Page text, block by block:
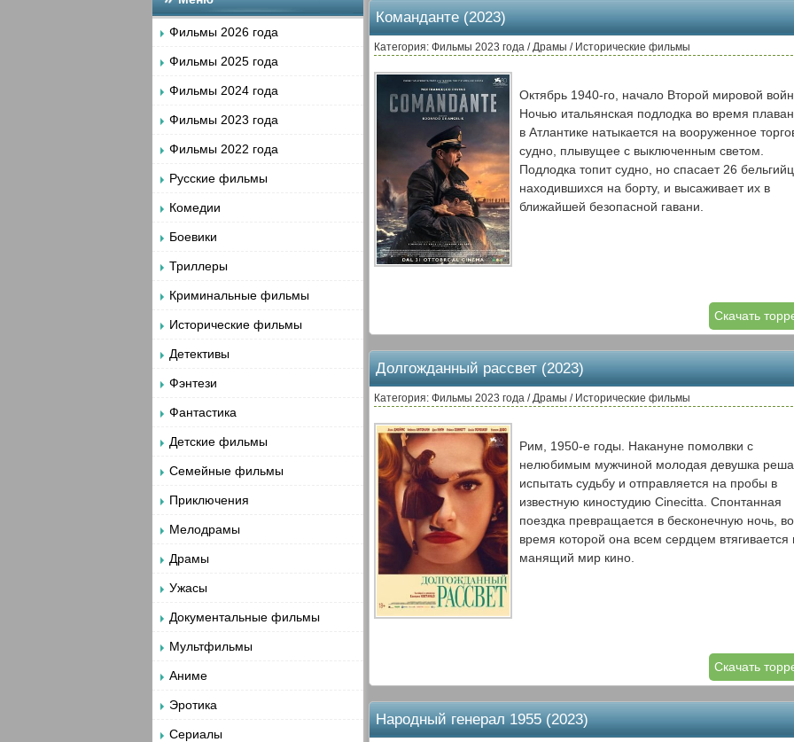
Фильмы 2026 года
Фильмы 2025 года
Фильмы 2024 года
Фильмы 2023 года
Фильмы 2022 года
Русские фильмы
Комедии
Боевики
Триллеры
Криминальные фильмы
Исторические фильмы
Детективы
Фэнтези
Фантастика
Детские фильмы
Семейные фильмы
Приключения
Мелодрамы
Драмы
Ужасы
Документальные фильмы
Мультфильмы
Аниме
Эротика
Сериалы
Команданте (2023)
Категория: Фильмы 2023 года / Драмы / Исторические фильмы
Октябрь 1940-го, начало Второй мировой
Ночью итальянская подлодка во время
в Атлантике натыкается на вооруженное
судно, плывущее с выключенным светом.
Подлодка топит судно, но спасает 26
находившихся на борту, и высаживает их в
ближайшей безопасной гавани.
Скачать
Долгожданный рассвет (2023)
Категория: Фильмы 2023 года / Драмы / Исторические фильмы
Рим, 1950-е годы. Накануне помолвки с
нелюбимым мужчиной молодая девушка
испытать судьбу и отправляется на пробы в
известную киностудию Cinecitta. Спонтанная
поездка превращается в бесконечную ночь, во
время которой она всем сердцем втягивается
манящий мир кино.
Скачать
Народный генерал 1955 (2023)